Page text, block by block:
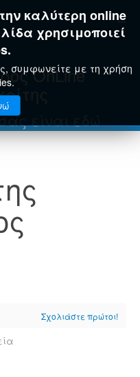
καλύτερη online
χρησιμοποιεί
συμφωνείτε με τη χρήση
OnLine
είναι εδώ
Σχολιάστε πρώτοι!